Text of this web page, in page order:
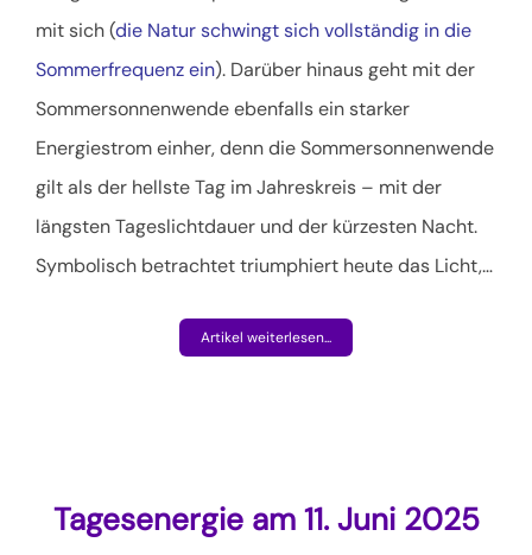
mit sich (die Natur schwingt sich vollständig in die
Sommerfrequenz ein). Darüber hinaus geht mit der
Sommersonnenwende ebenfalls ein starker
Energiestrom einher, denn die Sommersonnenwende
gilt als der hellste Tag im Jahreskreis – mit der
längsten Tageslichtdauer und der kürzesten Nacht.
Symbolisch betrachtet triumphiert heute das Licht,…
Artikel weiterlesen...
Tagesenergie am 11. Juni 2025